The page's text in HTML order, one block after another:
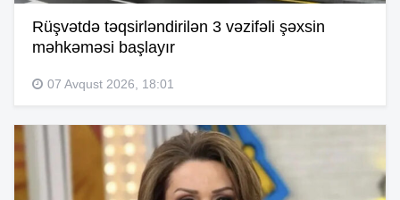
Rüşvətdə təqsirləndirilən 3 vəzifəli şəxsin
məhkəməsi başlayır
07 Avqust 2026, 18:01